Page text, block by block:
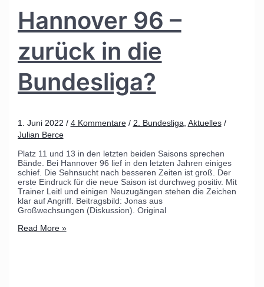
Hannover 96 –
zurück in die
Bundesliga?
1. Juni 2022 / 4 Kommentare / 2. Bundesliga Aktuelles/
Julian Berce
Platz 11 und 13 in den letzten beiden Saisons sprechen
Bände. Bei Hannover 96 lief in den letzten Jahren einiges
schief. Die Sehnsucht nach besseren Zeiten ist groß. Der
erste Eindruck für die neue Saison ist durchweg positiv. Mit
Trainer Leitl und einigen Neuzugängen stehen die Zeichen
klar auf Angriff. Beitragsbild: Jonas aus
Großwechsungen (Diskussion). Original
Read More »